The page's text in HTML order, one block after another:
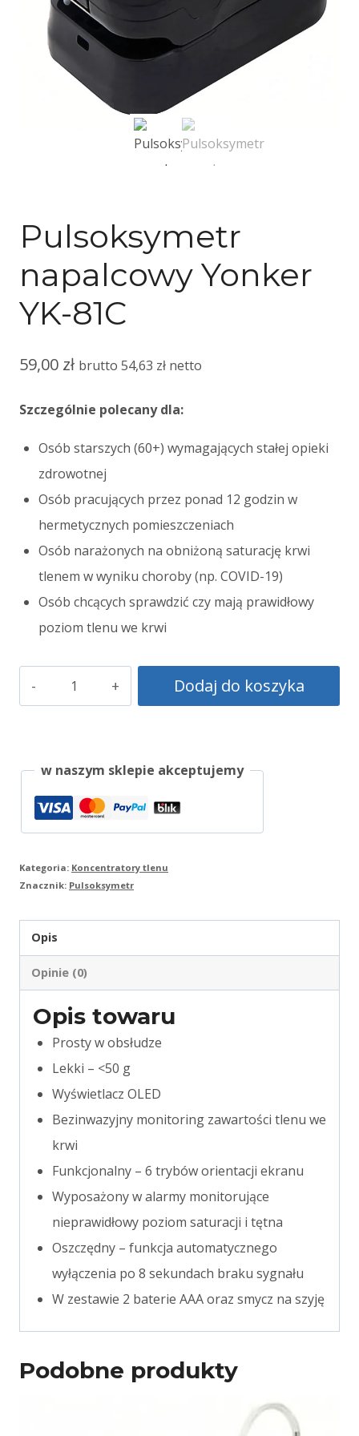
Pulsoksymetr
napalcowy Yonker
YK-81C
59,00 zł brutto 54,63 zł netto
Szczególnie polecany dla:
Osób starszych (60+) wymagających stałej opieki
zdrowotnej
Osób pracujących przez ponad 12 godzin w
hermetycznych pomieszczeniach
Osób narażonych na obniżoną saturację krwi
tlenem w wyniku choroby (np. COVID-19)
Osób chcących sprawdzić czy mają prawidłowy
poziom tlenu we krwi
Pulsoksymetr
81C
Dodaj do koszyka
w naszym sklepie akceptujemy
Kategoria: Koncentratory tlenu
Znacznik: Pulsoksymetr
Opis
Opinie (0)
Opis towaru
Prosty w obsłudze
Lekki – <50 g
Wyświetlacz OLED
Bezinwazyjny monitoring zawartości tlenu we
krwi
Funkcjonalny – 6 trybów orientacji ekranu
Wyposażony w alarmy monitorujące
nieprawidłowy poziom saturacji i tętna
Oszczędny – funkcja automatycznego
wyłączenia po 8 sekundach braku sygnału
W zestawie 2 baterie AAA oraz smycz na szyję
Podobne produkty